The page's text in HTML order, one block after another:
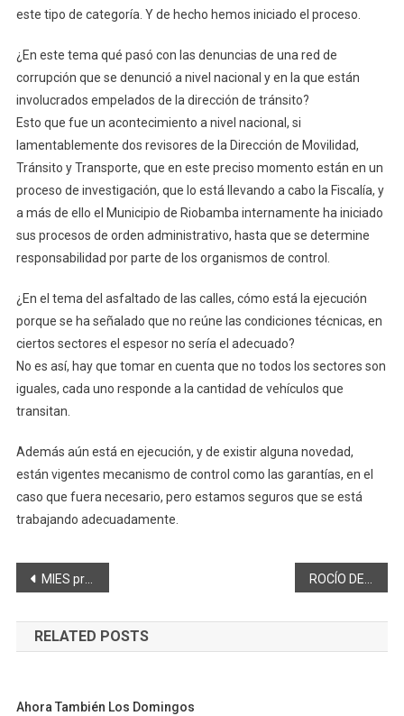
este tipo de categoría. Y de hecho hemos iniciado el proceso.
¿En este tema qué pasó con las denuncias de una red de
corrupción que se denunció a nivel nacional y en la que están
involucrados empelados de la dirección de tránsito?
Esto que fue un acontecimiento a nivel nacional, si
lamentablemente dos revisores de la Dirección de Movilidad,
Tránsito y Transporte, que en este preciso momento están en un
proceso de investigación, que lo está llevando a cabo la Fiscalía, y
a más de ello el Municipio de Riobamba internamente ha iniciado
sus procesos de orden administrativo, hasta que se determine
responsabilidad por parte de los organismos de control.
¿En el tema del asfaltado de las calles, cómo está la ejecución
porque se ha señalado que no reúne las condiciones técnicas, en
ciertos sectores el espesor no sería el adecuado?
No es así, hay que tomar en cuenta que no todos los sectores son
iguales, cada uno responde a la cantidad de vehículos que
transitan.
Además aún está en ejecución, y de existir alguna novedad,
están vigentes mecanismo de control como las garantías, en el
caso que fuera necesario, pero estamos seguros que se está
trabajando adecuadamente.
Navegación
de
entradas
MIES promueve el diálogo social con las familias que son parte de sus servicios ROCÍO DE MORENO APOYA POLÍTICA PARA LA IGUALDAD DE GÉNERO PRESENTADA POR CANCILLERÍA
RELATED POSTS
Ahora También Los Domingos